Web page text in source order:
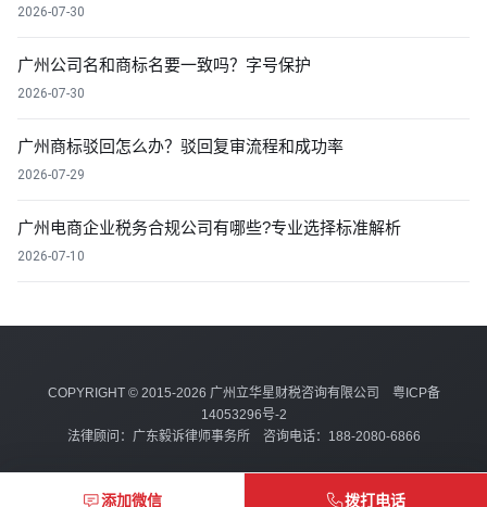
2026-07-30
广州公司名和商标名要一致吗？字号保护
2026-07-30
广州商标驳回怎么办？驳回复审流程和成功率
2026-07-29
广州电商企业税务合规公司有哪些?专业选择标准解析
2026-07-10
COPYRIGHT © 2015-2026 广州立华星财税咨询有限公司 粤ICP备
14053296号-2
法律顾问：广东毅诉律师事务所 咨询电话：188-2080-6866
添加微信 拨打电话